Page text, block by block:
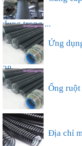
dụng trong ...
38...